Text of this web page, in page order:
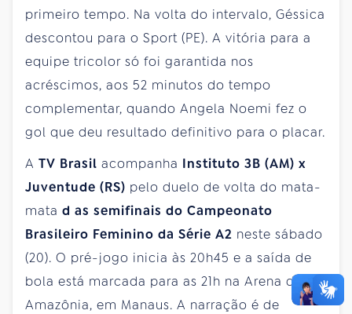
primeiro tempo. Na volta do intervalo, Géssica
descontou para o Sport (PE). A vitória para a
equipe tricolor só foi garantida nos
acréscimos, aos 52 minutos do tempo
complementar, quando Angela Noemi fez o
gol que deu resultado definitivo para o placar.
A TV Brasil acompanha Instituto 3B (AM) x
Juventude (RS) pelo duelo de volta do mata-
mata d as semifinais do Campeonato
Brasileiro Feminino da Série A2 neste sábado
(20). O pré-jogo inicia às 20h45 e a saída de
bola está marcada para as 21h na Arena da
Amazônia, em Manaus. A narração é de